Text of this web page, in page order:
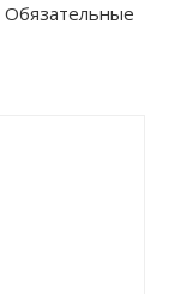
Обязательные